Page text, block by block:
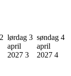
lørdag 3
april
2027 3
søndag 4
april
2027 4